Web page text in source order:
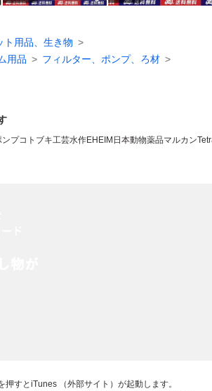
ト用品、生き物
用品
フィルター、ポンプ、ろ材
ンプコトブキ工芸水作EHEIM 日本動物薬品マルカン
押すとiTunes （外部サイト）が起動します。